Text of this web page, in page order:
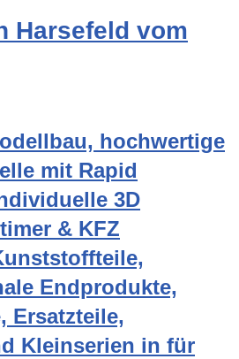
Harsefeld vom
hochwertige
mit Rapid
3D
& KFZ
Endprodukte,
Ersatzteile,
Kleinserien in für